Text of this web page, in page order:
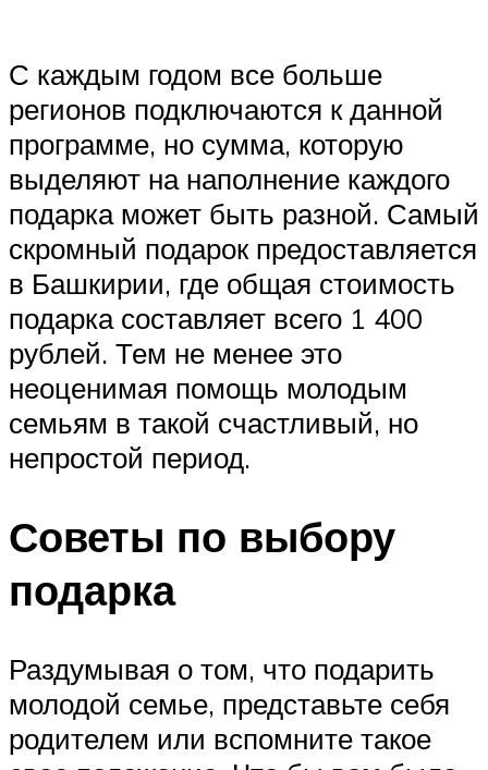
С каждым годом все больше
регионов подключаются к данной
программе, но сумма, которую
выделяют на наполнение каждого
подарка может быть разной. Самый
скромный подарок предоставляется
в Башкирии, где общая стоимость
подарка составляет всего 1 400
рублей. Тем не менее это
неоценимая помощь молодым
семьям в такой счастливый, но
непростой период.
Советы по выбору
подарка
Раздумывая о том, что подарить
молодой семье, представьте себя
родителем или вспомните такое